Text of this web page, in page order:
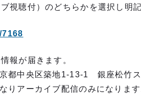
聴付）のどちらかを選択し明記
報が届きます。
都中央区築地1-13-1 銀座松竹ス
りアーカイブ配信のみになります